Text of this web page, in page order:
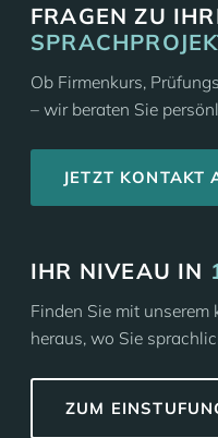
FRAGEN ZU
Ob Firmenkurs,
– wir beraten Sie
JETZT KONTAKT
IHR NIVEAU IN
Finden Sie mit
heraus, wo Sie
ZUM